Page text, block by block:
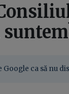
ca să nu